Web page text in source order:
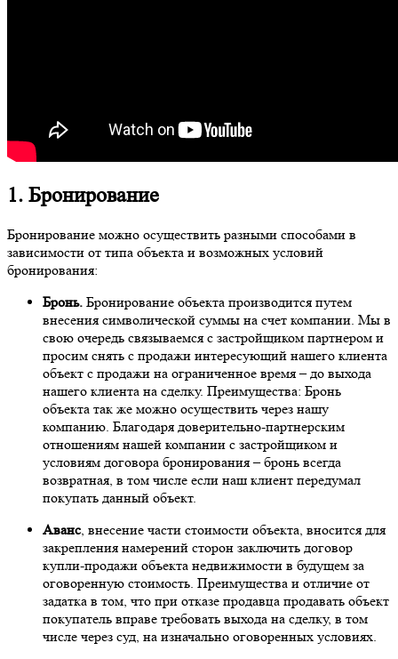
1. Бронирование
Бронирование можно осуществить разными способами в
зависимости от типа объекта и возможных условий
бронирования:
Бронь. Бронирование объекта производится путем
внесения символической суммы на счет компании. Мы в
свою очередь связываемся с застройщиком партнером и
просим снять с продажи интересующий нашего клиента
объект с продажи на ограниченное время – до выхода
нашего клиента на сделку. Преимущества: Бронь
объекта так же можно осуществить через нашу
компанию. Благодаря доверительно-партнерским
отношениям нашей компании с застройщиком и
условиям договора бронирования – бронь всегда
возвратная, в том числе если наш клиент передумал
покупать данный объект.
Аванс, внесение части стоимости объекта, вносится для
закрепления намерений сторон заключить договор
купли-продажи объекта недвижимости в будущем за
оговоренную стоимость. Преимущества и отличие от
задатка в том, что при отказе продавца продавать объект
покупатель вправе требовать выхода на сделку, в том
числе через суд, на изначально оговоренных условиях.